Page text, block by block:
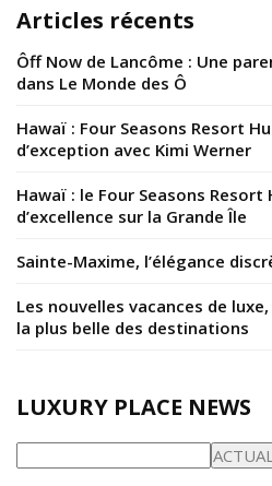
Articles récents
Ôff Now de Lancôme : Une
dans Le Monde des Ô
Hawaï : Four Seasons Resort
d’exception avec Kimi Werner
Hawaï : le Four Seasons Resort
d’excellence sur la Grande Île
Sainte-Maxime, l’élégance
Les nouvelles vacances de
la plus belle des destinations
LUXURY PLACE NEWS